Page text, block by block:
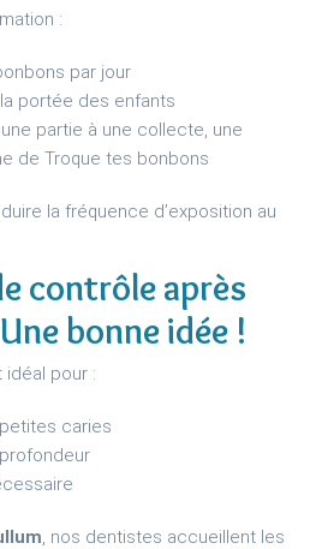
:
par jour
portée des enfants
partie à une collecte, une
de Troque tes bonbons
la fréquence d’exposition au
contrôle après
bonne idée !
idéal pour :
caries
, nos dentistes accueillent les